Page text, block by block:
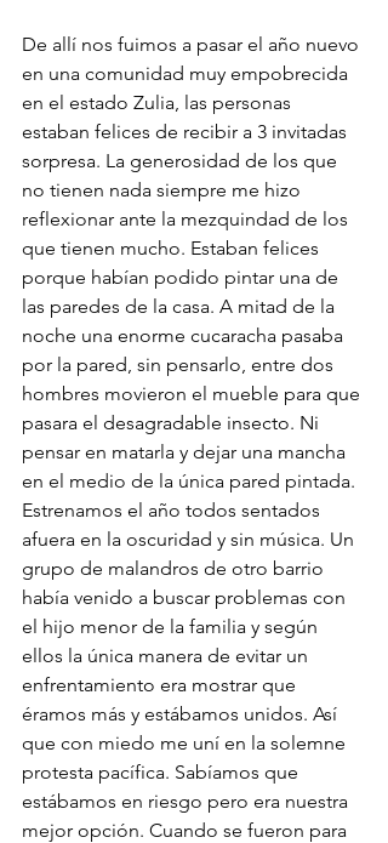
De allí nos fuimos a pasar el año nuevo
en una comunidad muy empobrecida
en el estado Zulia, las personas
estaban felices de recibir a 3 invitadas
sorpresa. La generosidad de los que
no tienen nada siempre me hizo
reflexionar ante la mezquindad de los
que tienen mucho. Estaban felices
porque habían podido pintar una de
las paredes de la casa. A mitad de la
noche una enorme cucaracha pasaba
por la pared, sin pensarlo, entre dos
hombres movieron el mueble para que
pasara el desagradable insecto. Ni
pensar en matarla y dejar una mancha
en el medio de la única pared pintada.
Estrenamos el año todos sentados
afuera en la oscuridad y sin música. Un
grupo de malandros de otro barrio
había venido a buscar problemas con
el hijo menor de la familia y según
ellos la única manera de evitar un
enfrentamiento era mostrar que
éramos más y estábamos unidos. Así
que con miedo me uní en la solemne
protesta pacífica. Sabíamos que
estábamos en riesgo pero era nuestra
mejor opción. Cuando se fueron para